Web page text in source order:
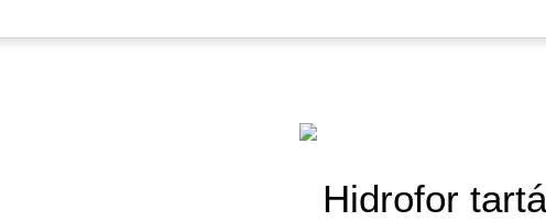
Hidrofor